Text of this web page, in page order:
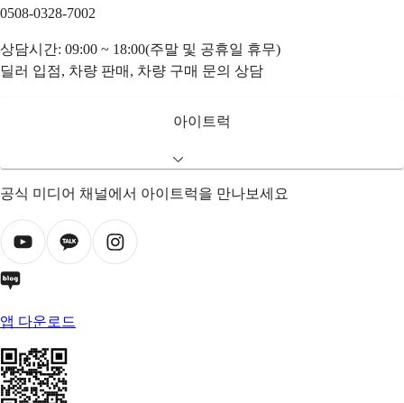
0508-0328-7002
상담시간: 09:00 ~ 18:00(주말 및 공휴일 휴무)
딜러 입점, 차량 판매, 차량 구매 문의 상담
아이트럭
공식 미디어 채널에서 아이트럭을 만나보세요
앱 다운로드